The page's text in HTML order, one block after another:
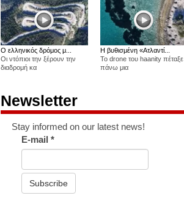
Ο ελληνικός δρόμος μ...
Οι ντόπιοι την ξέρουν την
διαδρομή κα
Η βυθισμένη «Ατλαντί...
Το drone του haanity πέταξε
πάνω μια
Newsletter
Stay informed on our latest news!
E-mail*
Subscribe